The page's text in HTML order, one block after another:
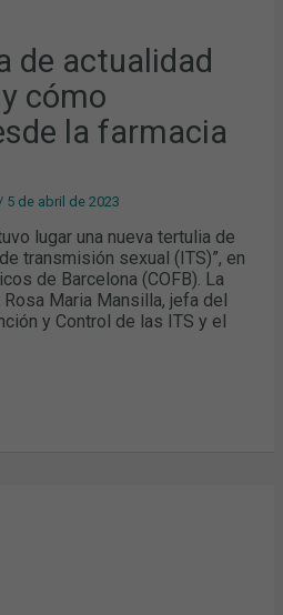
de actualidad
cómo
la farmacia
5 de abril de 2023
lugar una nueva tertulia de
transmisión sexual (ITS)”, en
de Barcelona (COFB). La
Maria Mansilla, jefa del
y Control de las ITS y el